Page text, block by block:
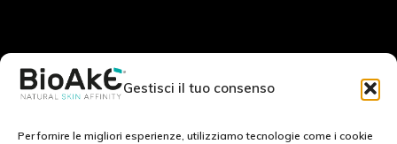
Gestisci il tuo consenso
Per fornire le migliori esperienze, utilizziamo tecnologie come i cookie
RESTA IN CONTATTO CON NOI: